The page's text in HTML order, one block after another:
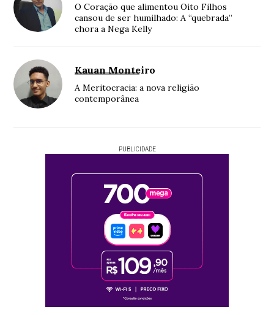
O Coração que alimentou Oito Filhos
cansou de ser humilhado: A “quebrada”
chora a Nega Kelly
Kauan Monteiro
A Meritocracia: a nova religião
contemporânea
PUBLICIDADE